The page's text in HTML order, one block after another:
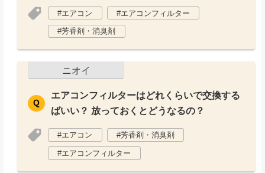
エアコン エアコンフィルター
芳香剤・消臭剤
ニオイ
エアコンフィルターはどれくらいで交換する
ばいい？ 放っておくとどうなるの？
エアコン 芳香剤・消臭剤
エアコンフィルター